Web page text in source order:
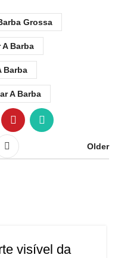
Grossa
Barba
Barba
A Barba
Older
visível da